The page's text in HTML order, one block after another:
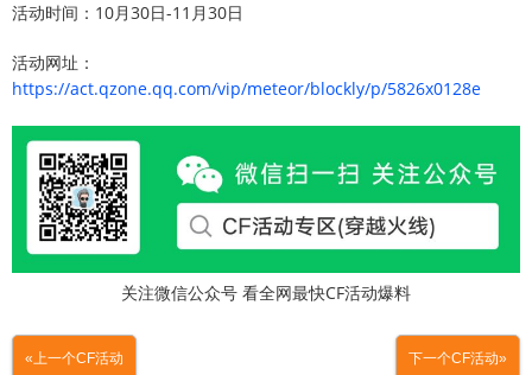
活动时间：10月30日-11月30日
活动网址：
https://act.qzone.qq.com/vip/meteor/blockly/p/5826x0128e
关注微信公众号 看全网最快CF活动爆料
«上一个CF活动 下一个CF活动»